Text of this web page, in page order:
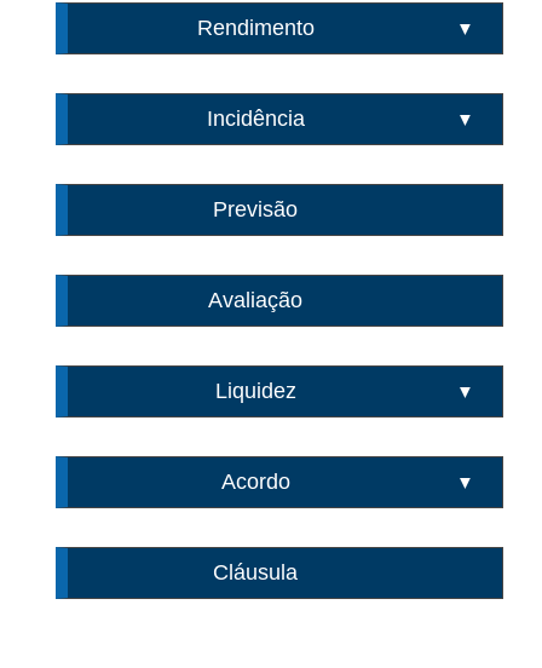
Rendimento ▼
Incidência ▼
Previsão
Avaliação
Liquidez ▼
Acordo ▼
Cláusula